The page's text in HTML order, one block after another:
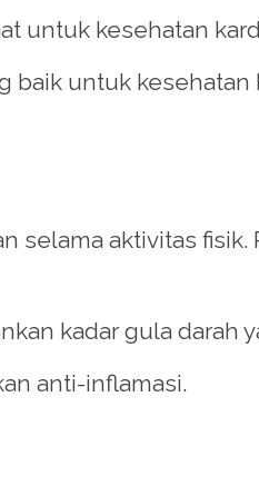
untuk kesehatan
baik untuk kesehatan
selama aktivitas
kadar gula darah
anti-inflamasi.